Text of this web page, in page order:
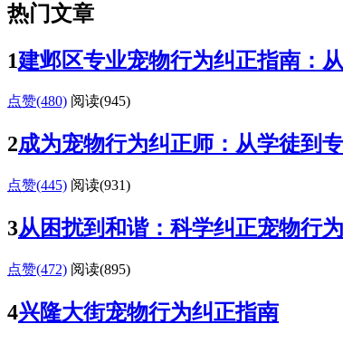
热门文章
1建邺区专业宠物行为纠正指南：
点赞(480) 阅读(945)
2成为宠物行为纠正师：从学徒到
点赞(445) 阅读(931)
3从困扰到和谐：科学纠正宠物行
点赞(472) 阅读(895)
4兴隆大街宠物行为纠正指南